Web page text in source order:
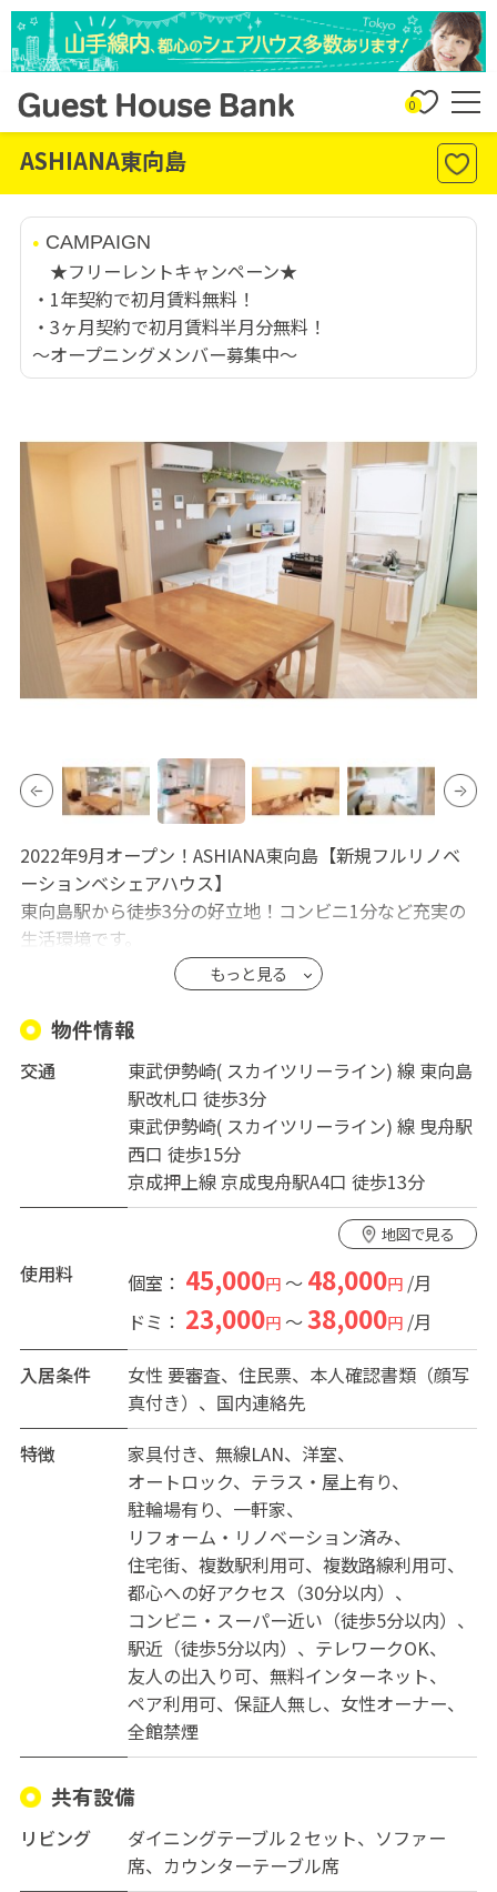
0
ASHIANA東向島
CAMPAIGN
★フリーレントキャンペーン★
・1年契約で初月賃料無料！
・3ヶ月契約で初月賃料半月分無料！
〜オープニングメンバー募集中〜
2022年9月オープン！ASHIANA東向島【新規フルリノベ
ーションベシェアハウス】
東向島駅から徒歩3分の好立地！コンビニ1分など充実の
生活環境です。
女性オーナーによる女性のためのシェアハウスです。
１棟まるごと女性専用、ワークスペース、キッチン・リ
ビングが充実！Wifiは世界最速インターネット(NURO)有
り
東向島駅からは直通で浅草駅9分、北千住駅7分、スカイ
ツリーまで2駅6分
気軽にスカイツリーソラマチでのショッピングも楽しめ
ソラマチは話題のショップや飲食店など300以上の店舗が
あるスカイツリーの商業施設です。
コンビニ（セブンイレブン徒歩1分）、スーパー（業務ス
ーパー徒歩4分、ライフ徒歩3分、まいばすけっと徒歩2
駅前にはドラッグストア、ドトールコーヒー、マクドナ
ルドがあり、その他飲食店や弁当屋が多数！
郵便局徒歩3分、区役所(出張所)徒歩10分と徒歩圏内にあ
◆ドミトリー4人部屋23000円〜 、2人部屋35000円〜、
個室45000円〜 、共益費いずれも15,000円/月(共用部分
使用料、水道光熱費、Wi-Fi使用料、管理費、共用消耗品
もっと見る
物件情報
交通
東武伊勢崎( スカイツリーライン) 線 東向島
駅改札口 徒歩3分
東武伊勢崎( スカイツリーライン) 線 曳舟駅
西口 徒歩15分
京成押上線 京成曳舟駅A4口 徒歩13分
地図で見る
使用料 個室： 45,000円～ 48,000円/月
ドミ： 23,000円～38,000円/月
入居条件
女性 要審査、住民票、本人確認書類（顔写
真付き）、国内連絡先
特徴
家具付き 無線LAN
洋室
オートロック
テラス・屋上有り
駐輪場有り
一軒家
リフォーム・リノベーション済み
住宅街
複数駅利用可
複数路線利用可
都心への好アクセス（30分以内）
コンビニ・スーパー近い（徒歩5分以内）
駅近（徒歩5分以内）
テレワークOK
友人の出入り可
無料インターネット
ペア利用可
保証人無し
女性オーナー
全館禁煙
共有設備
リビング
ダイニングテーブル２セット、ソファー
席、カウンターテーブル席